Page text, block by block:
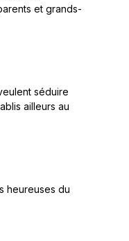
et grands-
séduire
ailleurs au
heureuses du